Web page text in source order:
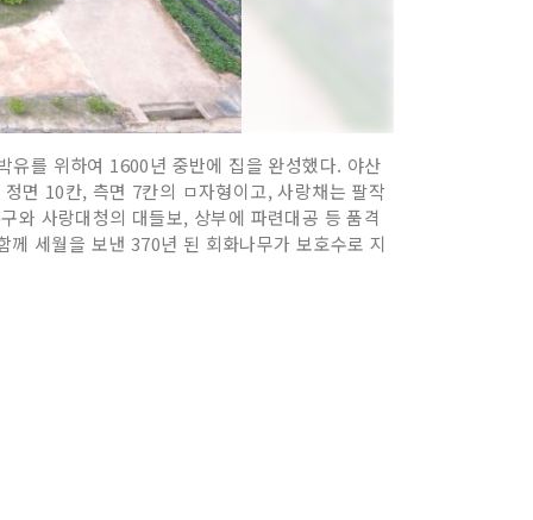
유를 위하여 1600년 중반에 집을 완성했다. 야산
면 10칸, 측면 7칸의 ㅁ자형이고, 사랑채는 팔작
와 사랑대청의 대들보, 상부에 파련대공 등 품격
세월을 보낸 370년 된 회화나무가 보호수로 지